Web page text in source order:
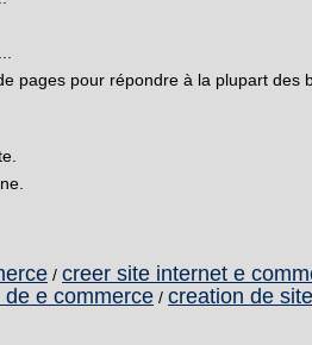
pages pour répondre à la plupart des
/ creer site internet e
e commerce / creation de site